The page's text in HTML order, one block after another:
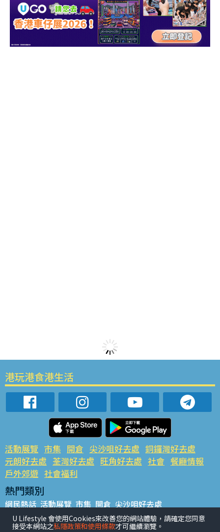
港玩港食港生活
活動展覽 市集 開倉 尖沙咀好去處 銅鑼灣好去處
元朗好去處 荃灣好去處 旺角好去處 社會 餐廳情報
戶外郊遊 社會福利
熱門類別
網民熱話 活動展覽 市集 開倉 尖沙咀好去處
銅鑼灣好去處 元朗好去處 荃灣好去處 旺角好去處 社會
餐廳情報 戶外郊遊
U Lifestyle 會使用Cookies來改善您的網站體驗，請確定您同意
接受本網站之私隱政策和使用條款才可繼續瀏覽。